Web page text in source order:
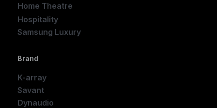
Home Theatre
Hospitality
Samsung Luxury
Brand
K-array
Savant
Dynaudio